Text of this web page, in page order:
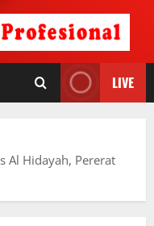
LIVE
Al Hidayah, Pererat